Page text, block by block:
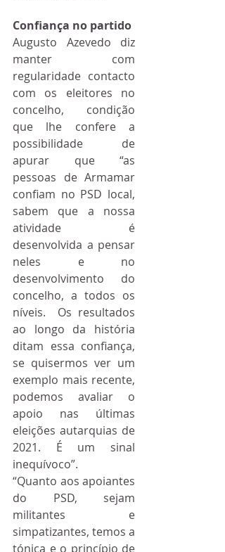
Confiança no partido
Augusto Azevedo diz
manter com
regularidade contacto
com os eleitores no
concelho, condição
que lhe confere a
possibilidade de
apurar que “as
pessoas de Armamar
confiam no PSD local,
sabem que a nossa
atividade é
desenvolvida a pensar
neles e no
desenvolvimento do
concelho, a todos os
níveis.  Os resultados
ao longo da história
ditam essa confiança,
se quisermos ver um
exemplo mais recente,
podemos avaliar o
apoio nas últimas
eleições autarquias de
2021. É um sinal
inequívoco”.
“Quanto aos apoiantes
do PSD, sejam
militantes e
simpatizantes, temos a
tónica e o princípio de